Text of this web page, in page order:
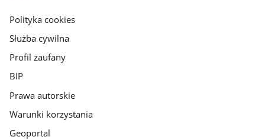
gov.pl
Polityka cookies
Służba cywilna
Profil zaufany
BIP
Prawa autorskie
Warunki korzystania
Geoportal